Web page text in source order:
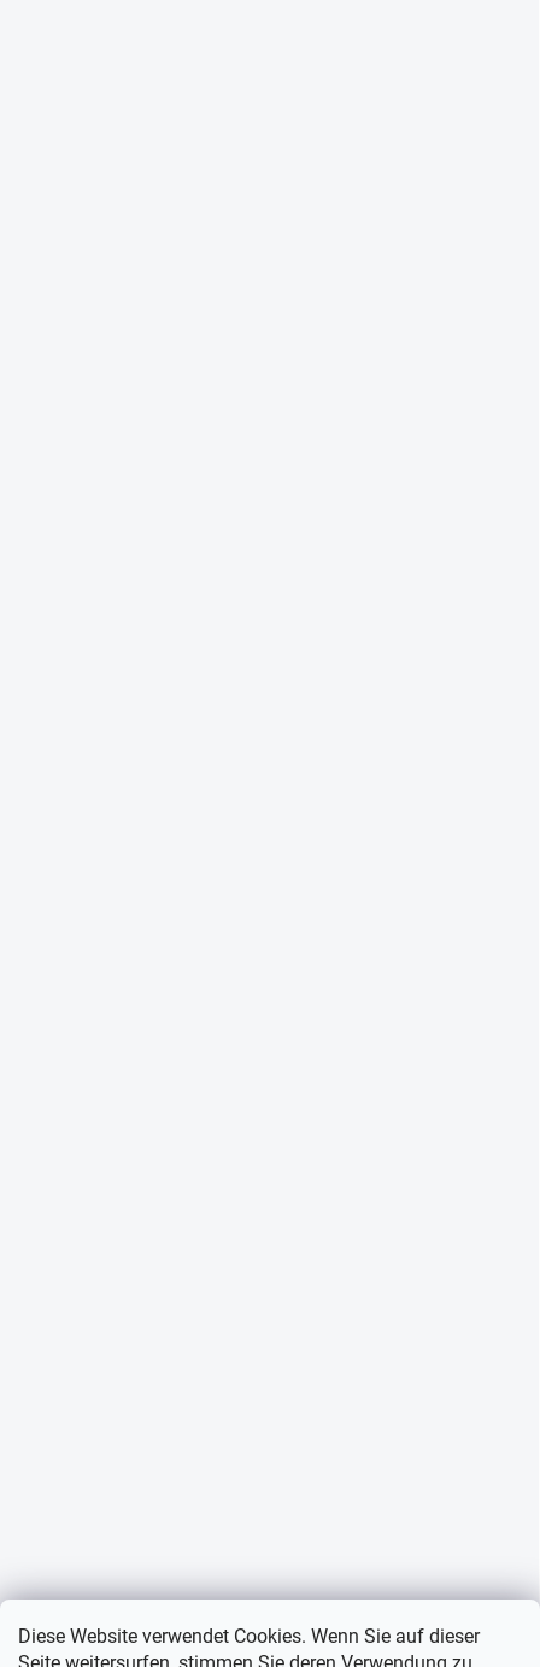
Diese Website verwendet Cookies. Wenn Sie auf dieser